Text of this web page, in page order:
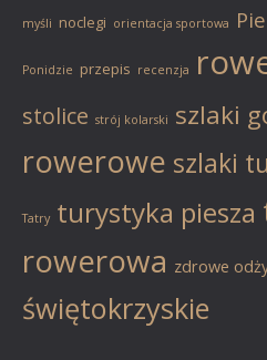
myśli noclegi orientacja sportowa
Ponidzie przepis recenzja
stolice strój kolarski szlaki
rowerowe szlaki
Tatry turystyka piesza
rowerowa zdrowe
świętokrzyskie